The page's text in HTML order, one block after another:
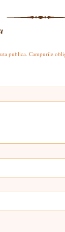
publica. Campurile